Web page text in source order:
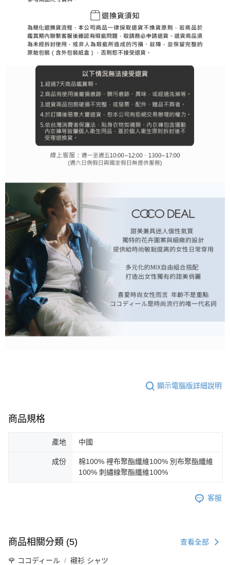
顯示電腦版詳細說明
商品規格
產地 中國
成份
棉100% 裡布聚酯纖維100% 別布聚酯纖維
100% 刺繡線聚酯纖維100%
客服
商品相關分類 (5) 查看全部
🌹 ココディール 襯衫 シャツ